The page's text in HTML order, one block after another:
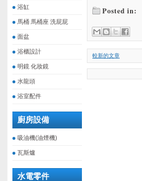
浴缸
馬桶 馬桶座 洗屁屁
面盆
浴櫃設計
明鏡 化妝鏡
水龍頭
浴室配件
廚房設備
吸油機(油煙機)
瓦斯爐
水電零件
Posted in:
較新的文章